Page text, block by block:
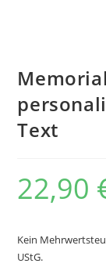
Text
22,90
Kein
UStG.